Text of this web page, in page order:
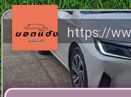
https://